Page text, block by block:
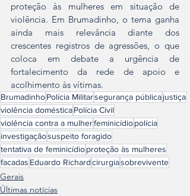
proteção às mulheres em situação de
violência. Em Brumadinho, o tema ganha
ainda mais relevância diante dos
crescentes registros de agressões, o que
coloca em debate a urgência de
fortalecimento da rede de apoio e
acolhimento às vítimas.
BrumadinhoPolícia Militarsegurança públicajustiça
violência domésticaPolícia Civil
violência contra a mulherfeminicídiopolícia
investigaçãosuspeito foragido
tentativa de feminicídioproteção às mulheres
facadas Eduardo Richardcirurgiasobrevivente
Gerais
Últimas notícias